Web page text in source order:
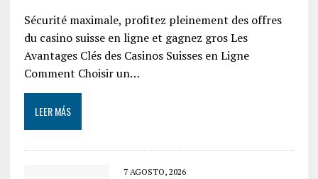
Sécurité maximale, profitez pleinement des offres
du casino suisse en ligne et gagnez gros Les
Avantages Clés des Casinos Suisses en Ligne
Comment Choisir un…
LEER MÁS
7 AGOSTO, 2026